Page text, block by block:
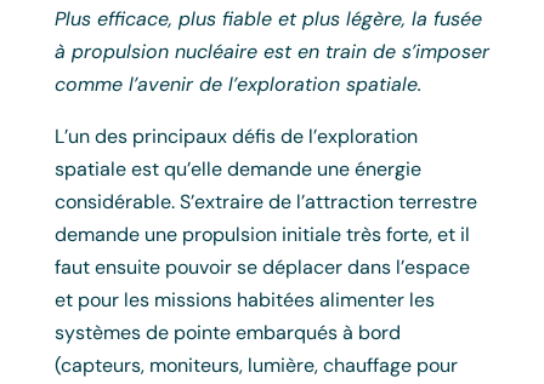
Plus efficace, plus fiable et plus légère, la fusée
à propulsion nucléaire est en train de s’imposer
comme l’avenir de l’exploration spatiale.
L’un des principaux défis de l’exploration
spatiale est qu’elle demande une énergie
considérable. S’extraire de l’attraction terrestre
demande une propulsion initiale très forte, et il
faut ensuite pouvoir se déplacer dans l’espace
et pour les missions habitées alimenter les
systèmes de pointe embarqués à bord
(capteurs, moniteurs, lumière, chauffage pour